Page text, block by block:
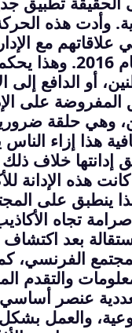
الحركة إلى اعتماد
مع
أو الدافع إلى
على
وهي حلقة
هذا إزاء الناس
إدانتها خلاف
هذه الإدانة
ينطبق على
تجاه
بعد
الفرنسي،
والتقدم
عنصر
والعمل